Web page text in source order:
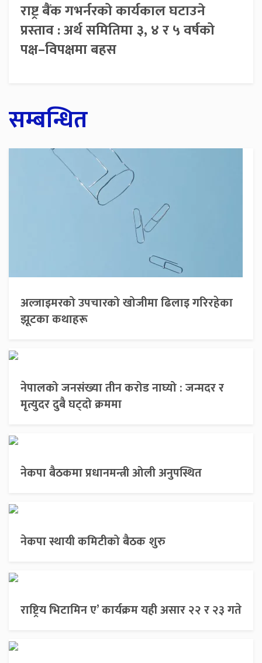
राष्ट्र बैंक गभर्नरको कार्यकाल घटाउने
प्रस्ताव : अर्थ समितिमा ३, ४ र ५ वर्षको
पक्ष–विपक्षमा बहस
सम्बन्धित
अल्जाइमरको उपचारको खोजीमा ढिलाइ गरिरहेका
झूटका कथाहरू
नेपालको जनसंख्या तीन करोड नाघ्यो : जन्मदर र
मृत्युदर दुबै घट्दो क्रममा
नेकपा बैठकमा प्रधानमन्त्री ओली अनुपस्थित
नेकपा स्थायी कमिटीको बैठक शुरु
राष्ट्रिय भिटामिन ए’ कार्यक्रम यही असार २२ र २३ गते